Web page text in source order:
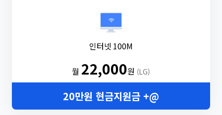
인터넷 100M
월 22,000원 (LG)
20만원 현금지원금 +@